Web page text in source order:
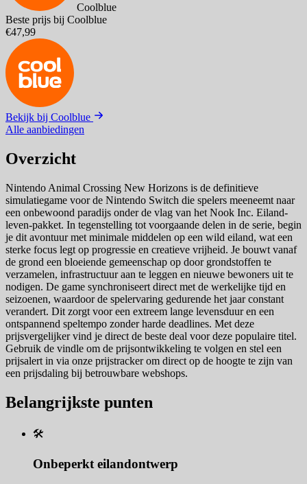
Coolblue
Beste prijs bij Coolblue
€47,99
Bekijk bij Coolblue
Alle aanbiedingen
Overzicht
Nintendo Animal Crossing New Horizons is de definitieve
simulatiegame voor de Nintendo Switch die spelers meeneemt naar
een onbewoond paradijs onder de vlag van het Nook Inc. Eiland-
leven-pakket. In tegenstelling tot voorgaande delen in de serie, begin
je dit avontuur met minimale middelen op een wild eiland, wat een
sterke focus legt op progressie en creatieve vrijheid. Je bouwt vanaf
de grond een bloeiende gemeenschap op door grondstoffen te
verzamelen, infrastructuur aan te leggen en nieuwe bewoners uit te
nodigen. De game synchroniseert direct met de werkelijke tijd en
seizoenen, waardoor de spelervaring gedurende het jaar constant
verandert. Dit zorgt voor een extreem lange levensduur en een
ontspannend speltempo zonder harde deadlines. Met deze
prijsvergelijker vind je direct de beste deal voor deze populaire titel.
Gebruik de vindle om de prijsontwikkeling te volgen en stel een
prijsalert in via onze prijstracker om direct op de hoogte te zijn van
een prijsdaling bij betrouwbare webshops.
Belangrijkste punten
🛠️
Onbeperkt eilandontwerp